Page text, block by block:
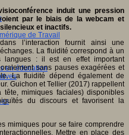
de Travail
en éducation
induit une pression
par le biais de la webcam et
et inactifs.
l’interaction fournit ainsi une
La fluidité correspond à un
langues : il est en effet important
sans pauses exagérées et
La fluidité dépend également de
Guichon et Tellier (2017) rappellent
mimiques faciales) disponibles
du discours et favorisent la
mimiques pour se faire comprendre
Mettre en place des